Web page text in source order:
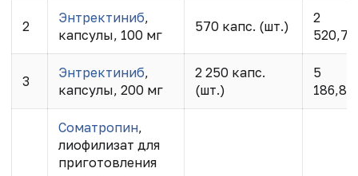
2
Энтректиниб,
капсулы, 100 мг
570 капс. (шт.)
2
520,76
3
Энтректиниб,
капсулы, 200 мг
2 250 капс.
(шт.)
5
186,85
Соматропин,
лиофилизат для
приготовления